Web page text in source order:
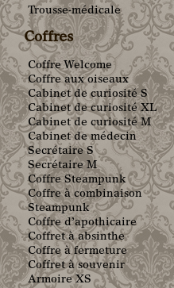
Trousse-médicale
Coffres
Coffre Welcome
Coffre aux oiseaux
Cabinet de curiosité S
Cabinet de curiosité XL
Cabinet de curiosité M
Cabinet de médecin
Secrétaire S
Secrétaire M
Coffre Steampunk
Coffre à combinaison
Steampunk
Coffre d’apothicaire
Coffret à absinthe
Coffre à fermeture
Coffret à souvenir
Armoire XS